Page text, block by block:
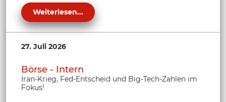
Weiterlesen...
27. Juli 2026
Börse - Intern
Iran-Krieg, Fed-Entscheid und Big-Tech-Zahlen im
Fokus!